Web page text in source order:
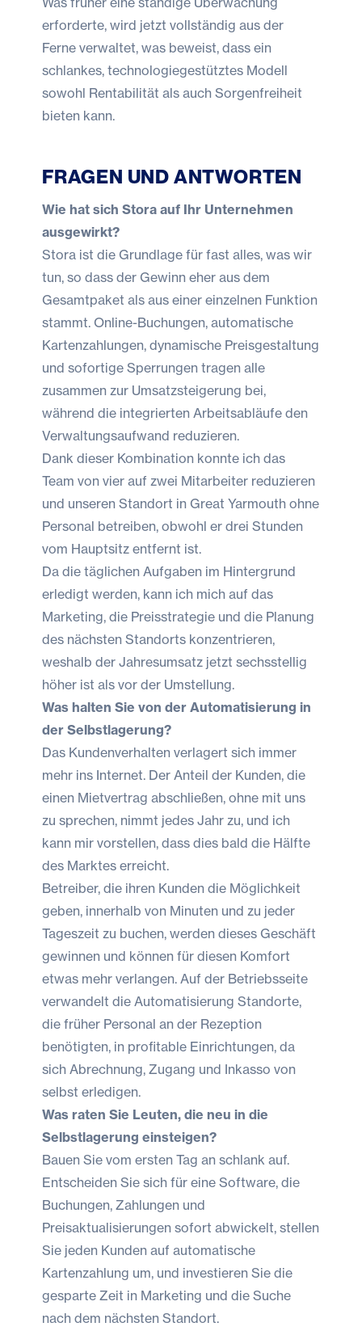
erforderte, wird jetzt vollständig aus der
Ferne verwaltet, was beweist, dass ein
schlankes, technologiegestütztes Modell
sowohl Rentabilität als auch Sorgenfreiheit
bieten kann.
FRAGEN UND ANTWORTEN
Wie hat sich Stora auf Ihr Unternehmen
ausgewirkt?
Stora ist die Grundlage für fast alles, was wir
tun, so dass der Gewinn eher aus dem
Gesamtpaket als aus einer einzelnen Funktion
stammt. Online-Buchungen, automatische
Kartenzahlungen, dynamische Preisgestaltung
und sofortige Sperrungen tragen alle
zusammen zur Umsatzsteigerung bei,
während die integrierten Arbeitsabläufe den
Verwaltungsaufwand reduzieren.
Dank dieser Kombination konnte ich das
Team von vier auf zwei Mitarbeiter reduzieren
und unseren Standort in Great Yarmouth ohne
Personal betreiben, obwohl er drei Stunden
vom Hauptsitz entfernt ist.
Da die täglichen Aufgaben im Hintergrund
erledigt werden, kann ich mich auf das
Marketing, die Preisstrategie und die Planung
des nächsten Standorts konzentrieren,
weshalb der Jahresumsatz jetzt sechsstellig
höher ist als vor der Umstellung.
Was halten Sie von der Automatisierung in
der Selbstlagerung?
Das Kundenverhalten verlagert sich immer
mehr ins Internet. Der Anteil der Kunden, die
einen Mietvertrag abschließen, ohne mit uns
zu sprechen, nimmt jedes Jahr zu, und ich
kann mir vorstellen, dass dies bald die Hälfte
des Marktes erreicht.
Betreiber, die ihren Kunden die Möglichkeit
geben, innerhalb von Minuten und zu jeder
Tageszeit zu buchen, werden dieses Geschäft
gewinnen und können für diesen Komfort
etwas mehr verlangen. Auf der Betriebsseite
verwandelt die Automatisierung Standorte,
die früher Personal an der Rezeption
benötigten, in profitable Einrichtungen, da
sich Abrechnung, Zugang und Inkasso von
selbst erledigen.
Was raten Sie Leuten, die neu in die
Selbstlagerung einsteigen?
Bauen Sie vom ersten Tag an schlank auf.
Entscheiden Sie sich für eine Software, die
Buchungen, Zahlungen und
Preisaktualisierungen sofort abwickelt, stellen
Sie jeden Kunden auf automatische
Kartenzahlung um, und investieren Sie die
gesparte Zeit in Marketing und die Suche
nach dem nächsten Standort.